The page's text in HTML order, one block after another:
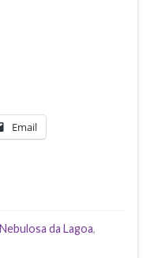
Email
Nebulosa da Lagoa,